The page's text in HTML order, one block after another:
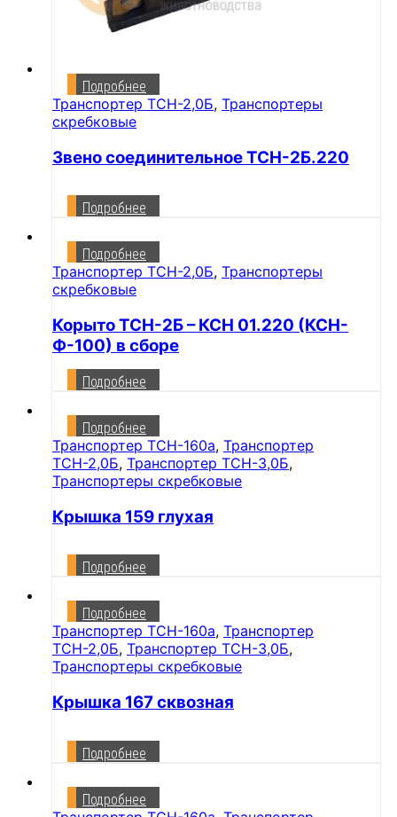
Подробнее
Транспортер ТСН-2,0Б, Транспортеры
скребковые
Звено соединительное ТСН-2Б.220
Подробнее
Подробнее
Транспортер ТСН-2,0Б, Транспортеры
скребковые
Корыто ТСН-2Б – КСН 01.220 (КСН-
Ф-100) в сборе
Подробнее
Подробнее
Транспортер ТСН-160а, Транспортер
ТСН-2,0Б, Транспортер ТСН-3,0Б,
Транспортеры скребковые
Крышка 159 глухая
Подробнее
Подробнее
Транспортер ТСН-160а, Транспортер
ТСН-2,0Б, Транспортер ТСН-3,0Б,
Транспортеры скребковые
Крышка 167 сквозная
Подробнее
Подробнее